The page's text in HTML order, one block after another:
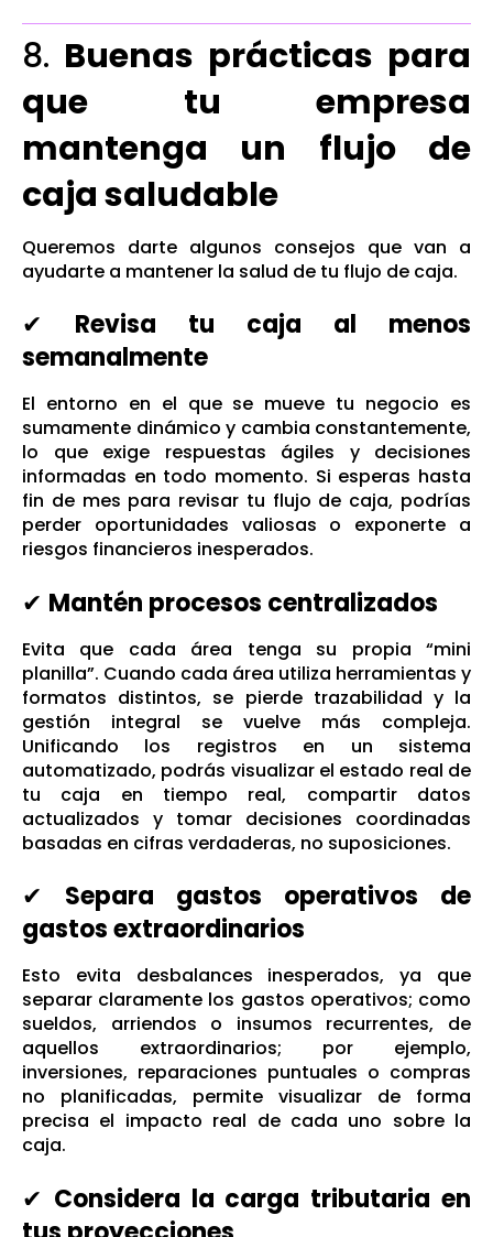
8. Buenas prácticas para
que tu empresa
mantenga un flujo de
caja saludable
Queremos darte algunos consejos que van a
ayudarte a mantener la salud de tu flujo de caja.
✔ Revisa tu caja al menos
semanalmente
El entorno en el que se mueve tu negocio es
sumamente dinámico y cambia constantemente,
lo que exige respuestas ágiles y decisiones
informadas en todo momento. Si esperas hasta
fin de mes para revisar tu flujo de caja, podrías
perder oportunidades valiosas o exponerte a
riesgos financieros inesperados.
✔ Mantén procesos centralizados
Evita que cada área tenga su propia “mini
planilla”. Cuando cada área utiliza herramientas y
formatos distintos, se pierde trazabilidad y la
gestión integral se vuelve más compleja.
Unificando los registros en un sistema
automatizado, podrás visualizar el estado real de
tu caja en tiempo real, compartir datos
actualizados y tomar decisiones coordinadas
basadas en cifras verdaderas, no suposiciones.
✔ Separa gastos operativos de
gastos extraordinarios
Esto evita desbalances inesperados, ya que
separar claramente los gastos operativos; como
sueldos, arriendos o insumos recurrentes, de
aquellos extraordinarios; por ejemplo,
inversiones, reparaciones puntuales o compras
no planificadas, permite visualizar de forma
precisa el impacto real de cada uno sobre la
caja.
✔ Considera la carga tributaria en